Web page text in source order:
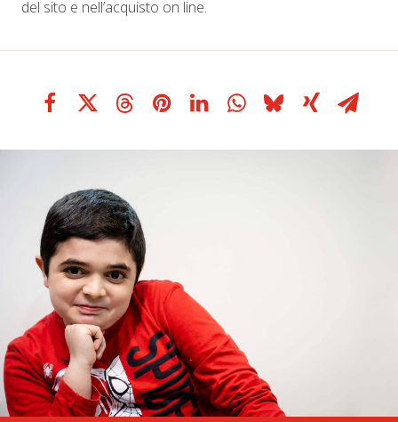
del sito e nell’acquisto on line.